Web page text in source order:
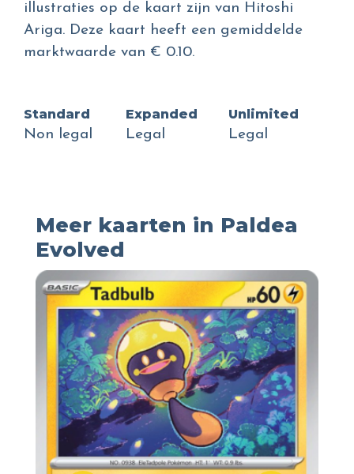
illustraties op de kaart zijn van Hitoshi
Ariga. Deze kaart heeft een gemiddelde
marktwaarde van € 0.10.
Standard
Non legal
Expanded
Legal
Unlimited
Legal
Meer kaarten in Paldea
Evolved